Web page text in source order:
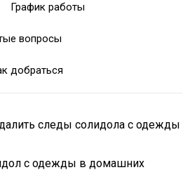
График работы
вопросы
добраться
следы солидола с одежды
с одежды в домашних